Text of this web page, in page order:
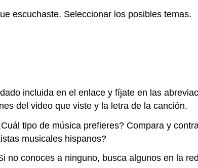
escuchaste. Seleccionar los posibles temas.
incluida en el enlace y fíjate en las
del video que viste y la letra de la canción.
tipo de música prefieres? Compara y
musicales hispanos?
no conoces a ninguno, busca algunos en la